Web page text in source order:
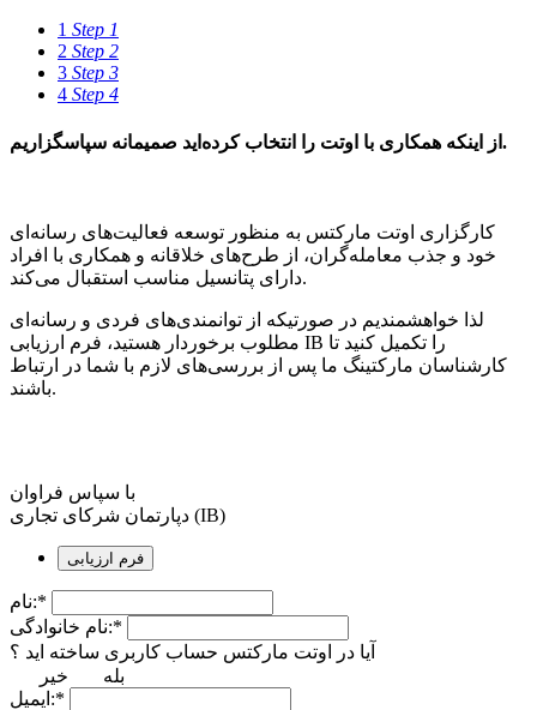
1 Step 1
2 Step 2
3 Step 3
4 Step 4
از اینکه همکاری با اوتت را انتخاب کرده‌اید صمیمانه سپاسگزاریم.
کارگزاری اوتت مارکتس به منظور توسعه فعالیت‌های رسانه‌ای
خود و جذب معامله‌گران، از طرح‌های خلاقانه و همکاری با افراد
دارای پتانسیل مناسب استقبال می‌کند.
لذا خواهشمندیم در صورتیکه از توانمندی‌های فردی و رسانه‌ای
مطلوب برخوردار هستید، فرم ارزیابی IB را تکمیل کنید تا
کارشناسان مارکتینگ ما پس از بررسی‌های لازم با شما در ارتباط
باشند.
با سپاس فراوان
دپارتمان شرکای تجاری (IB)
فرم ارزیابی
نام:*
نام خانوادگی:*
آیا در اوتت مارکتس حساب کاربری ساخته اید ؟
بله
خیر
ایمیل:*